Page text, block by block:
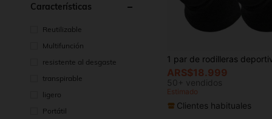
Características
Reutilizable
Multifunción
resistente al desgaste
transpirable
ligero
Portátil
ARS$18.999
50+ vendidos
Estimado
Clientes habituales